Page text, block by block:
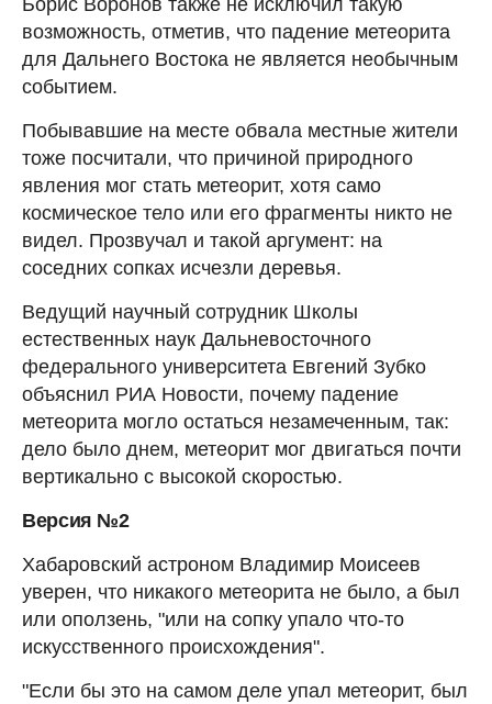
Борис Воронов также не исключил такую
возможность, отметив, что падение метеорита
для Дальнего Востока не является необычным
событием.
Побывавшие на месте обвала местные жители
тоже посчитали, что причиной природного
явления мог стать метеорит, хотя само
космическое тело или его фрагменты никто не
видел. Прозвучал и такой аргумент: на
соседних сопках исчезли деревья.
Ведущий научный сотрудник Школы
естественных наук Дальневосточного
федерального университета Евгений Зубко
объяснил РИА Новости, почему падение
метеорита могло остаться незамеченным, так:
дело было днем, метеорит мог двигаться почти
вертикально с высокой скоростью.
Версия №2
Хабаровский астроном Владимир Моисеев
уверен, что никакого метеорита не было, а был
или оползень, "или на сопку упало что-то
искусственного происхождения".
"Если бы это на самом деле упал метеорит, был